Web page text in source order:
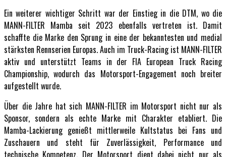
Ein weiterer wichtiger Schritt war der Einstieg in die DTM, wo die
MANN-FILTER Mamba seit 2023 ebenfalls vertreten ist. Damit
schaffte die Marke den Sprung in eine der bekanntesten und medial
stärksten Rennserien Europas. Auch im Truck-Racing ist MANN-FILTER
aktiv und unterstützt Teams in der FIA European Truck Racing
Championship, wodurch das Motorsport-Engagement noch breiter
aufgestellt wurde.
Über die Jahre hat sich MANN-FILTER im Motorsport nicht nur als
Sponsor, sondern als echte Marke mit Charakter etabliert. Die
Mamba-Lackierung genießt mittlerweile Kultstatus bei Fans und
Zuschauern und steht für Zuverlässigkeit, Performance und
technische Kompetenz. Der Motorsport dient dabei nicht nur als